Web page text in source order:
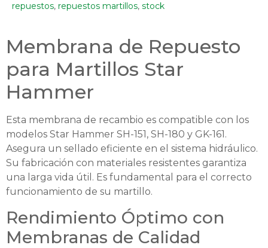
repuestos, repuestos martillos, stock
Membrana de Repuesto
para Martillos Star
Hammer
Esta membrana de recambio es compatible con los
modelos Star Hammer SH-151, SH-180 y GK-161.
Asegura un sellado eficiente en el sistema hidráulico.
Su fabricación con materiales resistentes garantiza
una larga vida útil. Es fundamental para el correcto
funcionamiento de su martillo.
Rendimiento Óptimo con
Membranas de Calidad